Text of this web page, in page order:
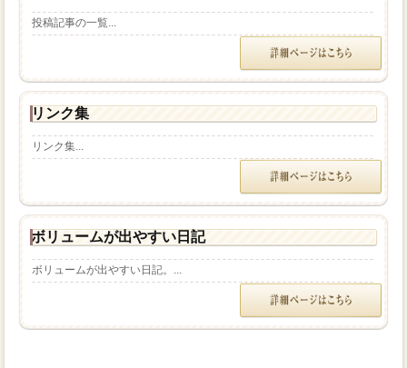
投稿記事の一覧...
リンク集
リンク集...
ボリュームが出やすい日記
ボリュームが出やすい日記。...